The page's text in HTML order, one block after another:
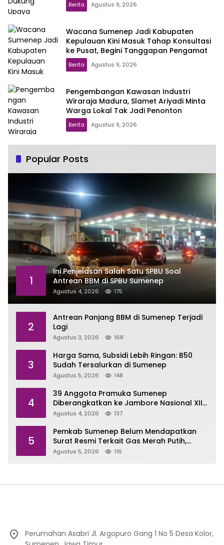
Berita Agustus 9, 2026
Wacana Sumenep Jadi Kabupaten
Kepulauan Kini Masuk Tahap Konsultasi
ke Pusat, Begini Tanggapan Pengamat
Berita Agustus 9, 2026
Pengembangan Kawasan Industri
Wiraraja Madura, Slamet Ariyadi Minta
Warga Lokal Tak Jadi Penonton
Berita Agustus 9, 2026
Popular Posts
1
Ini Penjelasan Salah Satu SPBU Soal
Antrean BBM di SPBU Sumenep
Agustus 4, 2026 175
2
Antrean Panjang BBM di Sumenep Terjadi
Lagi
Agustus 3, 2026 168
3
Harga Sama, Subsidi Lebih Ringan: B50
Sudah Tersalurkan di Sumenep
Agustus 5, 2026 148
4
39 Anggota Pramuka Sumenep
Diberangkatkan ke Jambore Nasional XII
di Cibubur
Agustus 4, 2026 137
5
Pemkab Sumenep Belum Mendapatkan
Surat Resmi Terkait Gas Merah Putih,
Masih Pengujian di Pusat
Agustus 5, 2026 116
Perumahan Asabri Jl. Argopuro Gang 1 No 5 Desa Kolor,